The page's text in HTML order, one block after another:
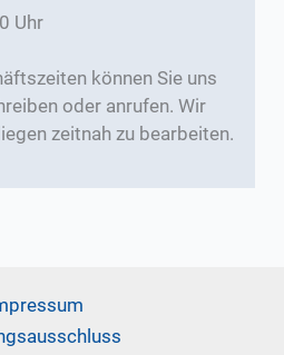
Uhr
können Sie uns
oder anrufen. Wir
zeitnah zu bearbeiten.